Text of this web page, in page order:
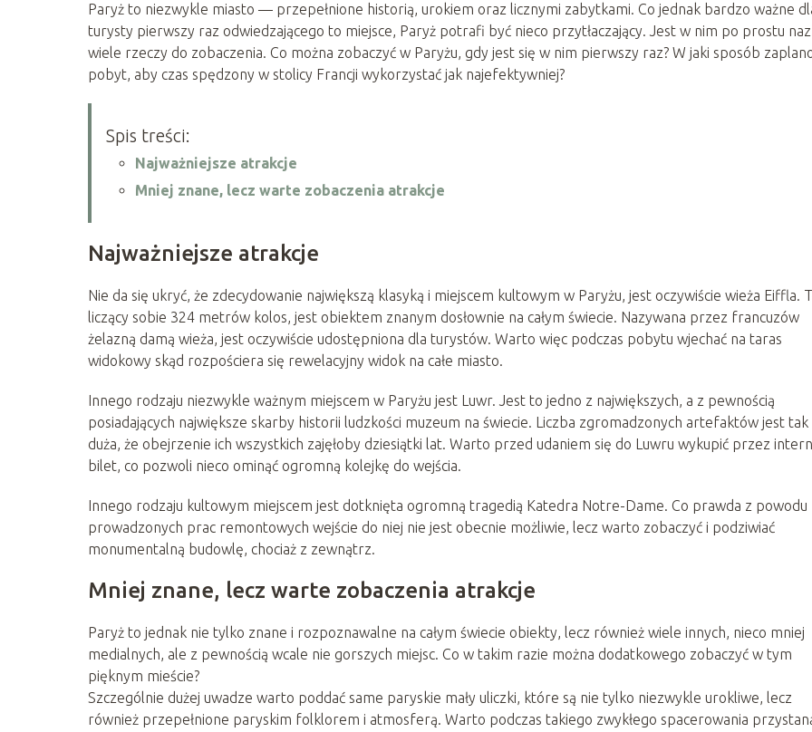
Paryż to niezwykle miasto — przepełnione historią, urokiem oraz licznymi zabytkami. Co jednak bardzo ważne
turysty pierwszy raz odwiedzającego to miejsce, Paryż potrafi być nieco przytłaczający. Jest w nim po prostu
wiele rzeczy do zobaczenia. Co można zobaczyć w Paryżu, gdy jest się w nim pierwszy raz? W jaki sposób
pobyt, aby czas spędzony w stolicy Francji wykorzystać jak najefektywniej?
Spis treści:
Najważniejsze atrakcje
Mniej znane, lecz warte zobaczenia atrakcje
Najważniejsze atrakcje
Nie da się ukryć, że zdecydowanie największą klasyką i miejscem kultowym w Paryżu, jest oczywiście wieża Eiffla.
liczący sobie 324 metrów kolos, jest obiektem znanym dosłownie na całym świecie. Nazywana przez francuzów
żelazną damą wieża, jest oczywiście udostępniona dla turystów. Warto więc podczas pobytu wjechać na taras
widokowy skąd rozpościera się rewelacyjny widok na całe miasto.
Innego rodzaju niezwykle ważnym miejscem w Paryżu jest Luwr. Jest to jedno z największych, a z pewnością
posiadających największe skarby historii ludzkości muzeum na świecie. Liczba zgromadzonych artefaktów jest tak
duża, że obejrzenie ich wszystkich zajęłoby dziesiątki lat. Warto przed udaniem się do Luwru wykupić przez
bilet, co pozwoli nieco ominąć ogromną kolejkę do wejścia.
Innego rodzaju kultowym miejscem jest dotknięta ogromną tragedią Katedra Notre-Dame. Co prawda z powodu
prowadzonych prac remontowych wejście do niej nie jest obecnie możliwie, lecz warto zobaczyć i podziwiać
monumentalną budowlę, chociaż z zewnątrz.
Mniej znane, lecz warte zobaczenia atrakcje
Paryż to jednak nie tylko znane i rozpoznawalne na całym świecie obiekty, lecz również wiele innych, nieco mniej
medialnych, ale z pewnością wcale nie gorszych miejsc. Co w takim razie można dodatkowego zobaczyć w tym
pięknym mieście?
Szczególnie dużej uwadze warto poddać same paryskie mały uliczki, które są nie tylko niezwykle urokliwe, lecz
również przepełnione paryskim folklorem i atmosferą. Warto podczas takiego zwykłego spacerowania